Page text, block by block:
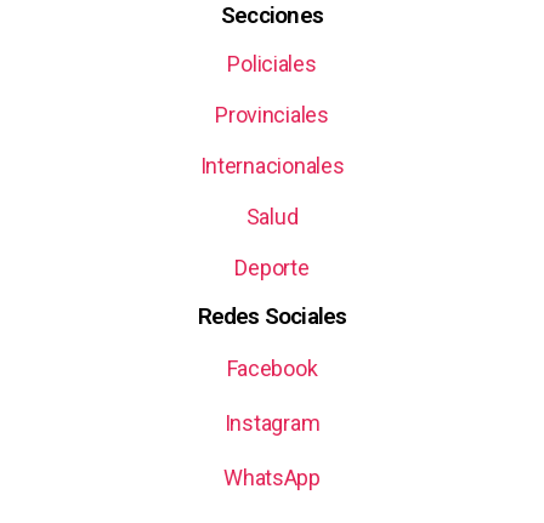
Secciones
Policiales
Provinciales
Internacionales
Salud
Deporte
Redes Sociales
Facebook
Instagram
WhatsApp